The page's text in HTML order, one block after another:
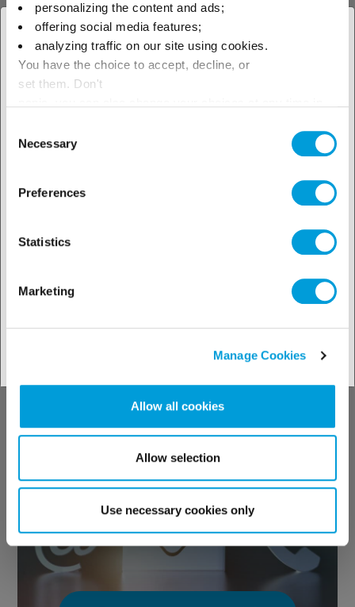
personalizing the content and ads;
offering social media features;
analyzing traffic on our site using cookies.
You have the choice to accept, decline, or
set them. Don't
Selection
Necessary
Preferences
Statistics
Marketing
Manage Cookies
Allow all cookies
Allow selection
Use necessary cookies only
× Cerrar
Seleccione su ubicación para
sector
soporte técnico
Vea todas las opciones
Contacte con
nosotros